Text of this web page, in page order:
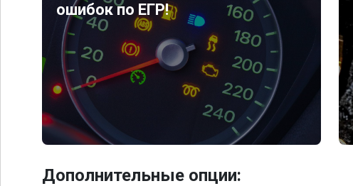
ошибок по ЕГР!
Дополнительные опции: